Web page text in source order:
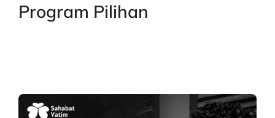
Program Pilihan